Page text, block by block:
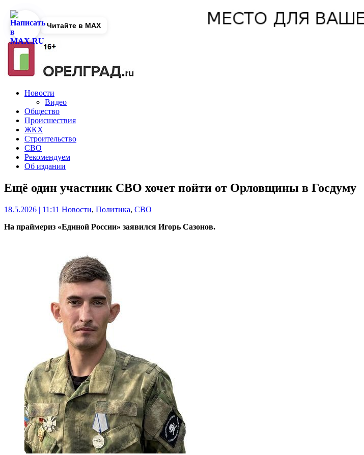
Новости
Видео
Общество
Происшествия
ЖКХ
Строительство
СВО
Рекомендуем
Об издании
Ещё один участник СВО хочет пойти от Орловщины в Госдуму
18.5.2026 | 11:11 Новости, Политика, СВО
На праймериз «Единой России» заявился Игорь Сазонов.
Читайте в MAX